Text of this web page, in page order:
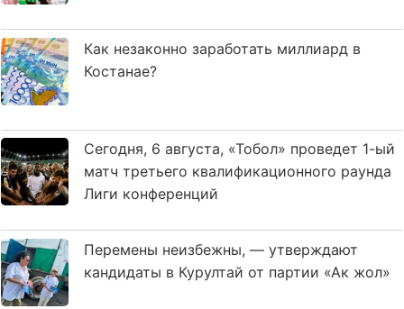
Как незаконно заработать миллиард в
Костанае?
Сегодня, 6 августа, «Тобол» проведет 1-ый
матч третьего квалификационного раунда
Лиги конференций
Перемены неизбежны, — утверждают
кандидаты в Курултай от партии «Ак жол»